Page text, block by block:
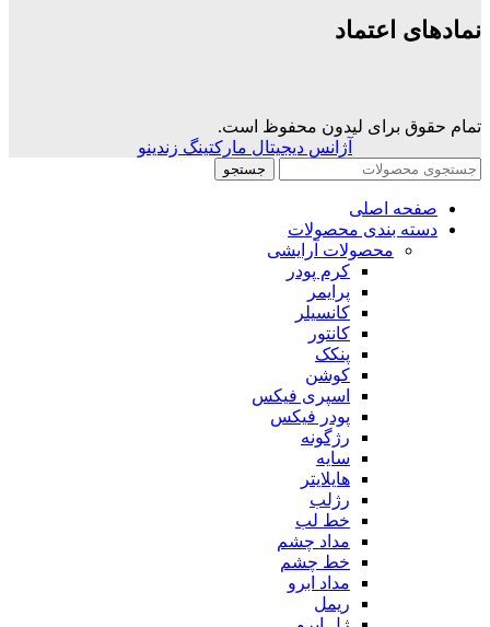
نمادهای اعتماد
تمام حقوق برای لیدون محفوظ است.
آژانس دیجیتال مارکتینگ زندینو
جستجو
صفحه اصلی
دسته بندی محصولات
محصولات آرایشی
کرم پودر
پرایمر
کانسیلر
کانتور
پنکک
کوشن
اسپری فیکس
پودر فیکس
رژگونه
سایه
هایلایتر
رژلب
خط لب
مداد چشم
خط چشم
مداد ابرو
ریمل